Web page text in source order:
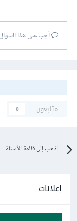
أجب على هذا
متابعون
0
اذهب إلى قائمة الأسئلة
إعلانات